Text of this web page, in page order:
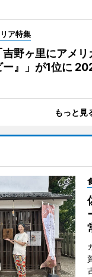
ア特集
吉野ヶ里にアメ
ー』」が1位に
もっと見